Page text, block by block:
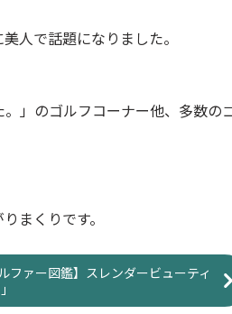
人で話題になりました。
」のゴルフコーナー他、多数の
まくりです。
ァー図鑑】スレンダービューティ